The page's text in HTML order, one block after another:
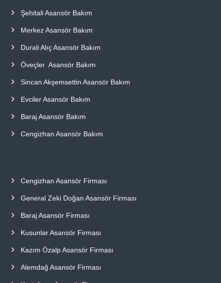
Şehitali Asansör Bakım
Merkez Asansör Bakım
Durali Alıç Asansör Bakım
Öveçler Asansör Bakım
Sincan Akşemsettin Asansör Bakım
Evciler Asansör Bakım
Baraj Asansör Bakım
Cengizhan Asansör Bakım
Cengizhan Asansör Firması
General Zeki Doğan Asansör Firması
Baraj Asansör Firması
Kusunlar Asansör Firması
Kazım Özalp Asansör Firması
Alemdağ Asansör Firması